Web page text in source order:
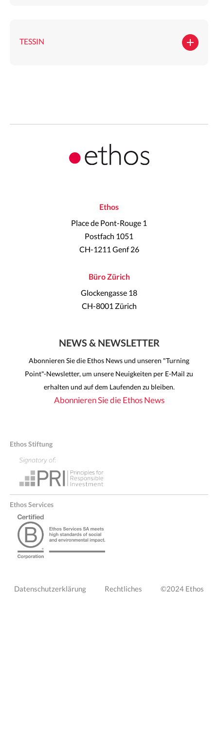
TESSIN
Ethos
Place de Pont-Rouge 1
Postfach 1051
CH-1211 Genf 26
Büro Zürich
Glockengasse 18
CH-8001 Zürich
NEWS & NEWSLETTER
Abonnieren Sie die Ethos News und unseren "Turning
Point"-Newsletter, um unsere Neuigkeiten per E-Mail zu
erhalten und auf dem Laufenden zu bleiben.
Abonnieren Sie die Ethos News
Ethos Stiftung
Ethos Services
PIED
Datenschutzerklärung Rechtliches ©2024 Ethos